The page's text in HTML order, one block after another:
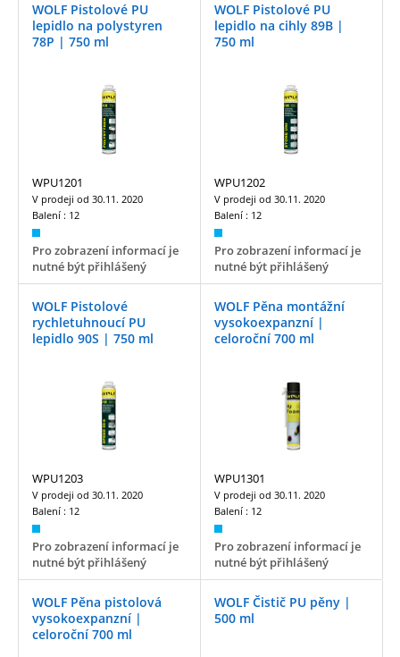
WOLF Pistolové PU
lepidlo na polystyren
78P | 750 ml
WPU1201
V prodeji od 30.11. 2020
Balení : 12
Pro zobrazení informací je
nutné být přihlášený
WOLF Pistolové PU
lepidlo na cihly 89B |
750 ml
WPU1202
V prodeji od 30.11. 2020
Balení : 12
Pro zobrazení informací je
nutné být přihlášený
WOLF Pistolové
rychletuhnoucí PU
lepidlo 90S | 750 ml
WPU1203
V prodeji od 30.11. 2020
Balení : 12
Pro zobrazení informací je
nutné být přihlášený
WOLF Pěna montážní
vysokoexpanzní |
celoroční 700 ml
WPU1301
V prodeji od 30.11. 2020
Balení : 12
Pro zobrazení informací je
nutné být přihlášený
WOLF Pěna pistolová
vysokoexpanzní |
celoroční 700 ml
WOLF Čistič PU pěny |
500 ml